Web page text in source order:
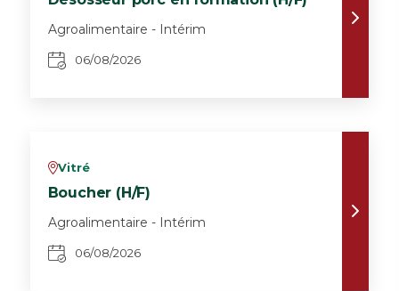
Agroalimentaire - Intérim
06/08/2026
vVitré
Boucher (H/F)
Agroalimentaire - Intérim
06/08/2026